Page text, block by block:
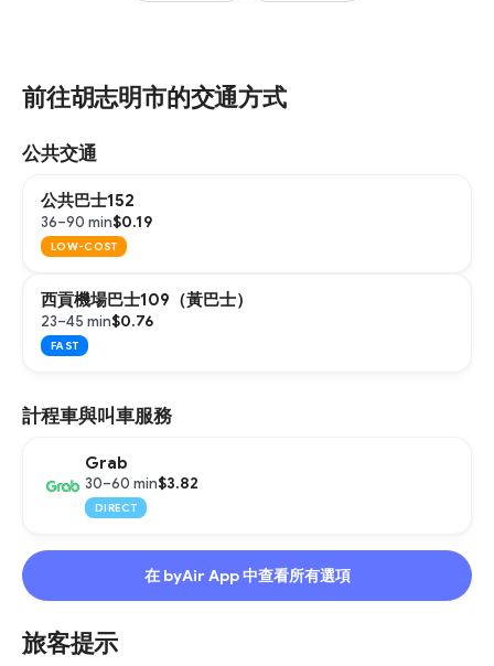
前往胡志明市的交通方式
公共交通
公共巴士152
36–90 min$0.19
LOW-COST
西貢機場巴士109（黃巴士）
23–45 min$0.76
FAST
計程車與叫車服務
Grab
30–60 min$3.82
DIRECT
在 byAir App 中查看所有選項
旅客提示